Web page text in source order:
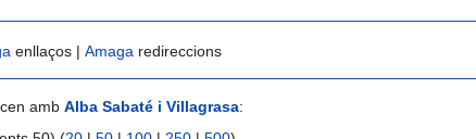
enllaços | Amaga redireccions
amb Alba Sabaté i Villagrasa: